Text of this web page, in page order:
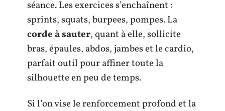
séance. Les exercices s’enchaînent :
sprints, squats, burpees, pompes. La
corde à sauter, quant à elle, sollicite
bras, épaules, abdos, jambes et le cardio,
parfait outil pour affiner toute la
silhouette en peu de temps.
Si l’on vise le renforcement profond et la